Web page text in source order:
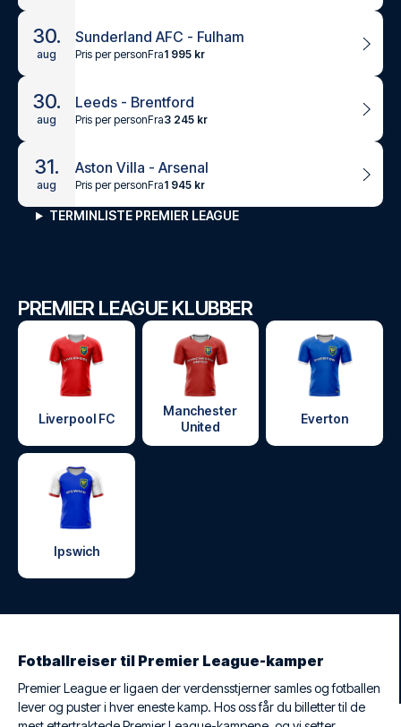
30.
aug
Sunderland AFC - Fulham
Pris per personFra1 995 kr
30.
aug
Leeds - Brentford
Pris per personFra3 245 kr
31.
aug
Aston Villa - Arsenal
Pris per personFra1 945 kr
TERMINLISTE PREMIER LEAGUE
PREMIER LEAGUE KLUBBER
Liverpool FC
Manchester
United
Everton
Ipswich
Fotballreiser til Premier League-kamper
Premier League er ligaen der verdensstjerner samles og fotballen
lever og puster i hver eneste kamp. Hos oss får du billetter til de